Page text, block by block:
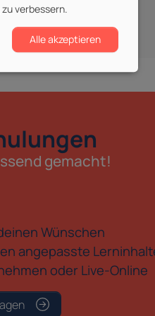
gemacht!
Wünschen
angepasste
oder Live-Online
verbessern.
Alle akzeptieren